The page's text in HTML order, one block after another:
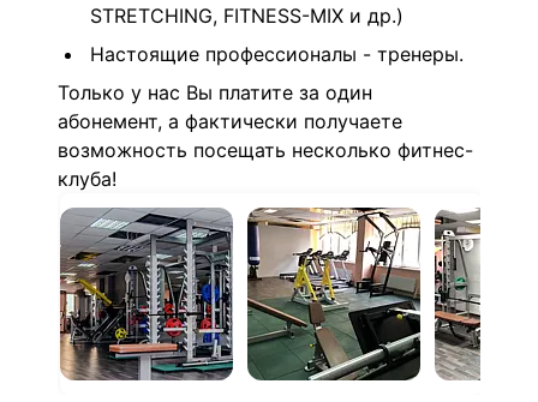
STRETCHING, FITNESS-MIX и др.)
Настоящие профессионалы - тренеры.
Только у нас Вы платите за один
абонемент, а фактически получаете
возможность посещать несколько фитнес-
клуба!